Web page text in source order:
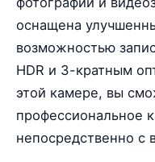
оснащена
возможностью
HDR и 3-кратным
этой камере, вы
профессиональное
непосредственно с